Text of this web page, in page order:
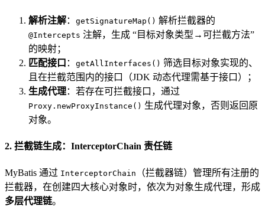
解析注解： getSignatureMap() 解析拦截器的
@Intercepts 注解，生成 “目标对象类型→可拦截方法”
的映射；
匹配接口 ： getAllInterfaces() 筛选目标对象实现的、
且在拦截范围内的接口（JDK 动态代理需基于接口）；
生成代理：若存在可拦截接口，通过
Proxy.newProxyInstance() 生成代理对象，否则返回原
对象。
2. 拦截链生成：InterceptorChain 责任链
MyBatis 通过 InterceptorChain
（拦截器链）管理所有注册的
拦截器，在创建四大核心对象时，依次为对象生成代理，形成
多层代理链。